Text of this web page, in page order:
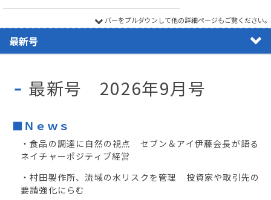
バーをプルダウンして他の詳細ページもご覧ください。
最新号
最新号 2026年9月号
■Ｎｅｗｓ
・食品の調達に自然の視点 セブン＆アイ伊藤会長が語る
ネイチャーポジティブ経営
・村田製作所、流域の水リスクを管理 投資家や取引先の
要請強化にらむ